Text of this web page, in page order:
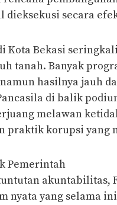
dieksekusi secara
Kota Bekasi
tanah. Banyak
hasilnya jauh
di balik
melawan
praktik korupsi yang
Pemerintah
akuntabilitas,
nyata yang selama